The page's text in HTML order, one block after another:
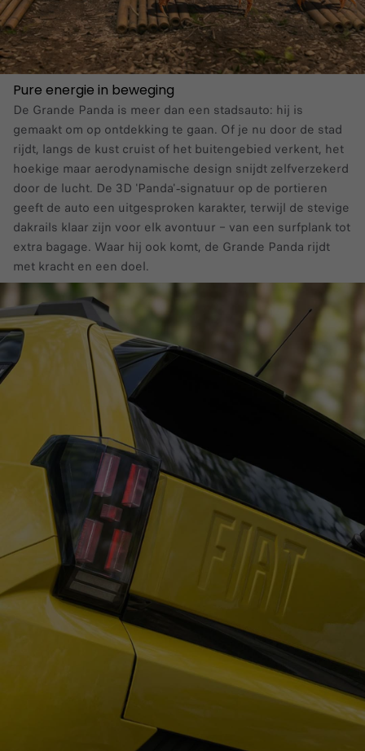
Pure energie in beweging
De Grande Panda is meer dan een stadsauto: hij is
gemaakt om op ontdekking te gaan. Of je nu door de stad
rijdt, langs de kust cruist of het buitengebied verkent, het
hoekige maar aerodynamische design snijdt zelfverzekerd
door de lucht. De 3D 'Panda'‑signatuur op de portieren
geeft de auto een uitgesproken karakter, terwijl de stevige
dakrails klaar zijn voor elk avontuur – van een surfplank tot
extra bagage. Waar hij ook komt, de Grande Panda rijdt
met kracht en een doel.